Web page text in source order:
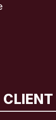
CLIENT